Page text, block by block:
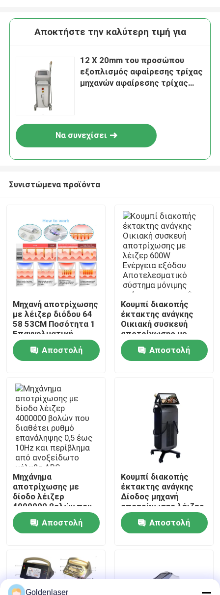
Σπίτι
Προϊόντα
Εμφάνιση VR
Περίπου εμείς
Γύρος εργοστασίων
Ποιοτικός έλεγχος
Μας ελάτε σε επαφή με
Ειδήσεις
Ζητήστε ένα απόσπασμα
Αποκτήστε την καλύτερη τιμή για
12 X 20mm του προσώπου
εξοπλισμός αφαίρεσης τρίχας
μηχανών αφαίρεσης τρίχας
Να συνεχίσει
Συνιστώμενα προϊόντα
Μηχανή αποτρίχωσης
με λέιζερ διόδου 64
58 53CM Ποσότητα 1
Επαγγελματική
συσκευή για κλινική
και σπαΑποστολή
Κουμπί διακοπής
έκτακτης ανάγκης
Οικιακή συσκευή
αποτρίχωσης με
λέιζερ 600W
Ενέργεια εξόδου
Αποτελεσματικό
για σαλόνι και σπα
Αποστολή
Μηχάνημα
αποτρίχωσης με
δίοδο λέιζερ
4000000 βολών που
διαθέτει ρυθμό
επανάληψης 0,5 έως
10Hz και περίβλημα
χάλυβα ABS
Αποστολή
Κουμπί διακοπής
έκτακτης ανάγκης
Δίοδος μηχανή
αποτρίχωσης λέιζερ
με σύστημα ψύξης
νερού αέρα
ημιαγωγών που
Αποστολή
Goldenlaser